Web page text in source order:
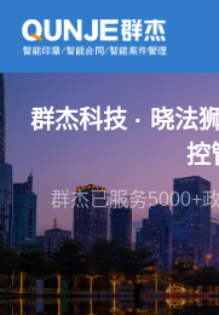
群杰科技 · 晓法
控
群杰已服务5000+